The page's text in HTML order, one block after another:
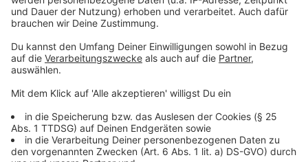
gefallen sein und es wird vermutet, dass die Teile im
Pazifik landen werden.
Anzeige
Helle Lichter am Nachthimmel
Anzeige